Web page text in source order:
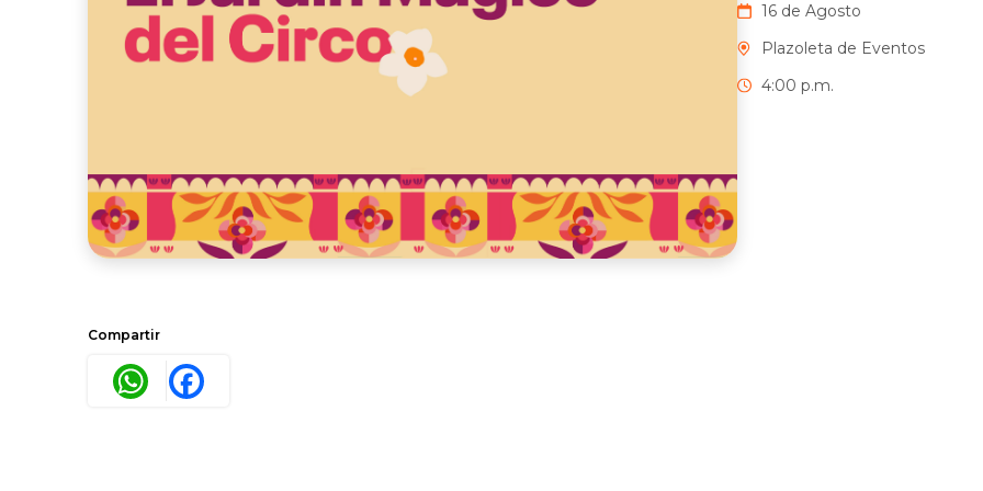
16 de Agosto
Plazoleta de Eventos
4:00 p.m.
Compartir
WhatsApp